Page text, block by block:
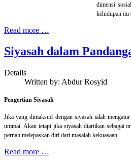
dimensi
kehidupan itu
Read more …
Siyasah dalam
Details
Written by: Abdur Rosyid
Pengertian Siyasah
Jika yang dimaksud dengan siyasah ialah
ummat. Akan tetapi jika siyasah diartikan sebagai
pernah melepaskan diri dari masalah kekuasaan.
Read more …